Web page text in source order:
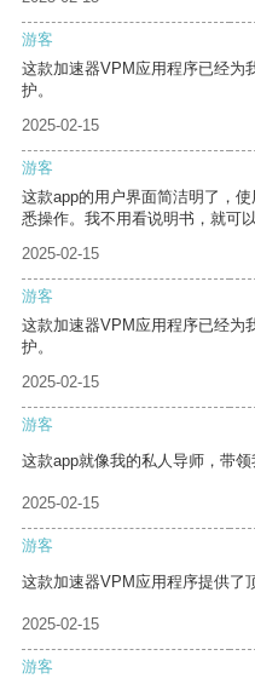
游客
这款加速器VPM应用程序已经为
护。
2025-02-15
游客
这款app的用户界面简洁明了，
悉操作。我不用看说明书，就可
2025-02-15
游客
这款加速器VPM应用程序已经为
护。
2025-02-15
游客
这款app就像我的私人导师，带领
2025-02-15
游客
这款加速器VPM应用程序提供了
2025-02-15
游客